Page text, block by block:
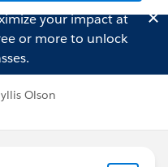
your impact at
or more to unlock
Olson